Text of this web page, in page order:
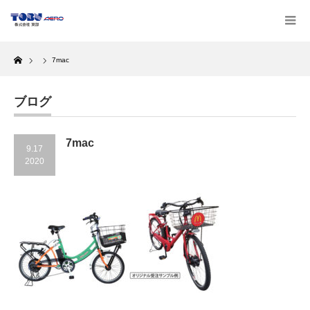
Home
7mac
ブログ
9.17
2020
7mac